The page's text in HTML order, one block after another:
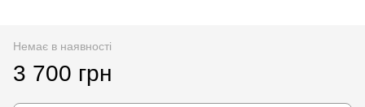
Немає в наявності
3 700 грн